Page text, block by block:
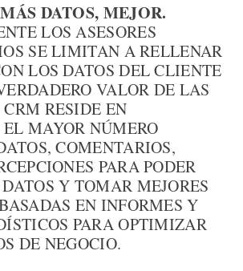
DATOS, MEJOR.
LOS ASESORES
SE LIMITAN A RELLENAR
LOS DATOS DEL CLIENTE
VALOR DE LAS
RESIDE EN
MAYOR NÚMERO
COMENTARIOS,
PARA PODER
Y TOMAR MEJORES
EN INFORMES Y
PARA OPTIMIZAR
DE NEGOCIO.